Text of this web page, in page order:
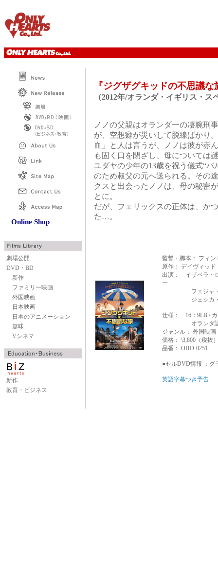
Online Shop
劇場公開
DVD・BD
新作
ファミリー映画
外国映画
日本映画
日本のアニメーション
趣味
Vシネマ
新作
教育・ビジネス
『ジグザグキッドの不思議
（2012年/オランダ・イギリス・
ノノの父親はオランダ一の凄腕刑
が、空想癖が災いして脱線ばかり
血」と人は言うが、ノノは彼が赤
も固く口を閉ざし、母については
ユダヤの少年の13歳を祝う儀式“
のため叔父の元へ送られる。その
クスと出会ったノノは、母の秘密
とに。
だが、フェリックスの正体は、か
た…。
監督・脚本： フィ
原作： デイヴィッ
出演： イザベラ・
ー
フェジャ・フ
ジェシカ・ゼ
仕様： 16：9LB / カ
オランダ語 / 日
ジャンル： 外国映
価格： \3,800（税抜
品番： OHD-0251
●セルDVD情報 ： グ
英語字幕つき予告